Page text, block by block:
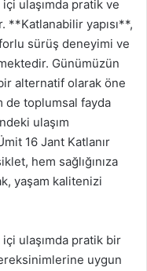
ulaşımda pratik ve
**Katlanabilir yapısı**,
sürüş deneyimi ve
Günümüzün
alternatif olarak öne
de toplumsal fayda
ulaşım
16 Jant Katlanır
hem sağlığınıza
yaşam kalitenizi
ulaşımda pratik bir
uygun